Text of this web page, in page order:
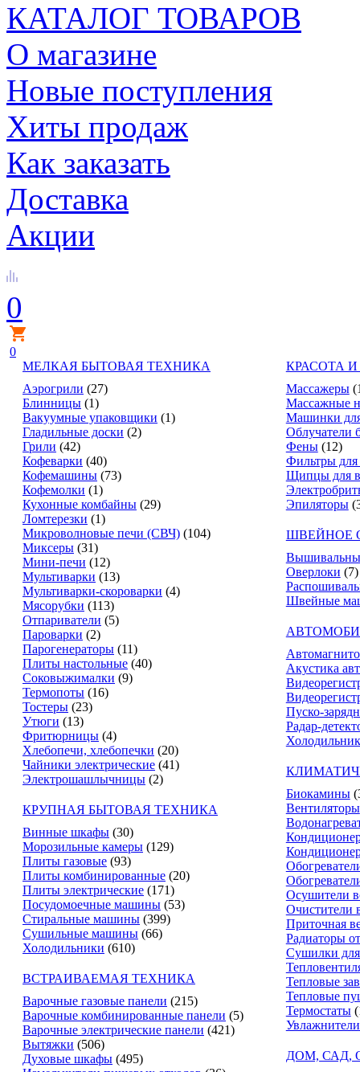
КАТАЛОГ ТОВАРОВ
О магазине
Новые поступления
Хиты продаж
Как заказать
Доставка
Акции
0
0
МЕЛКАЯ БЫТОВАЯ ТЕХНИКА
Аэрогрили (27)
Блинницы (1)
Вакуумные упаковщики (1)
Гладильные доски (2)
Грили (42)
Кофеварки (40)
Кофемашины (73)
Кофемолки (1)
Кухонные комбайны (29)
Ломтерезки (1)
Микроволновые печи (СВЧ) (104)
Миксеры (31)
Мини-печи (12)
Мультиварки (13)
Мультиварки-скороварки (4)
Мясорубки (113)
Отпариватели (5)
Пароварки (2)
Парогенераторы (11)
Плиты настольные (40)
Соковыжималки (9)
Термопоты (16)
Тостеры (23)
Утюги (13)
Фритюрницы (4)
Хлебопечи, хлебопечки (20)
Чайники электрические (41)
Электрошашлычницы (2)
КРУПНАЯ БЫТОВАЯ ТЕХНИКА
Винные шкафы (30)
Морозильные камеры (129)
Плиты газовые (93)
Плиты комбинированные (20)
Плиты электрические (171)
Посудомоечные машины (53)
Стиральные машины (399)
Сушильные машины (66)
Холодильники (610)
ВСТРАИВАЕМАЯ ТЕХНИКА
Варочные газовые панели (215)
Варочные комбинированные панели (5)
Варочные электрические панели (421)
Вытяжки (506)
Духовые шкафы (495)
КРАСОТА И
Массажеры
Массажные
Машинки
Облучатели
Фены (12)
Фильтры
Щипцы для
Эпиляторы
ШВЕЙНОЕ
Оверлоки (7)
Швейные
Акустика
Пуско-
Радар-
Биокамины
Вентиляторы
Осушители
Очистители
Приточная
Радиаторы
Сушилки
Тепловые
Тепловые
Термостаты
ДОМ, САД,